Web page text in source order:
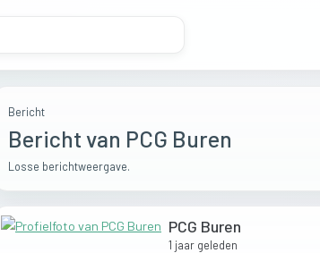
Bericht
Bericht van PCG Buren
Losse berichtweergave.
PCG Buren
1 jaar geleden